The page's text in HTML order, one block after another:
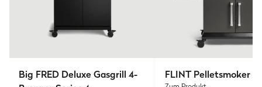
Big FRED Deluxe Gasgrill 4-
FLINTPelletsmoker